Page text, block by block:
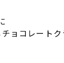
ョコレートク